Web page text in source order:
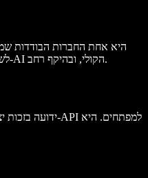
לשוק הפרטי וגם לשוק הארגוני בתחום ה-AI הקולי, ובהיקף רחב.